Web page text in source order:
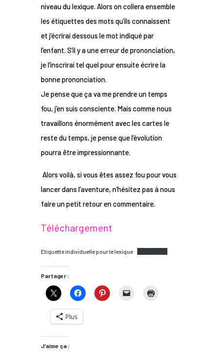
niveau du lexique. Alors on collera ensemble
les étiquettes des mots qu’ils connaissent
et j’écrirai dessous le mot indiqué par
l’enfant. S’il y a une erreur de prononciation,
je l’inscrirai tel quel pour ensuite écrire la
bonne prononciation.
Je pense que ça va me prendre un temps
fou, j’en suis consciente. Mais comme nous
travaillons énormément avec les cartes le
reste du temps, je pense que l’évolution
pourra être impressionnante.
Alors voilà, si vous êtes assez fou pour vous
lancer dans l’aventure, n’hésitez pas à nous
faire un petit retour en commentaire.
Téléchargement
Etiquette individuelle pour le lexique
Partager :
Plus
J’aime ça :